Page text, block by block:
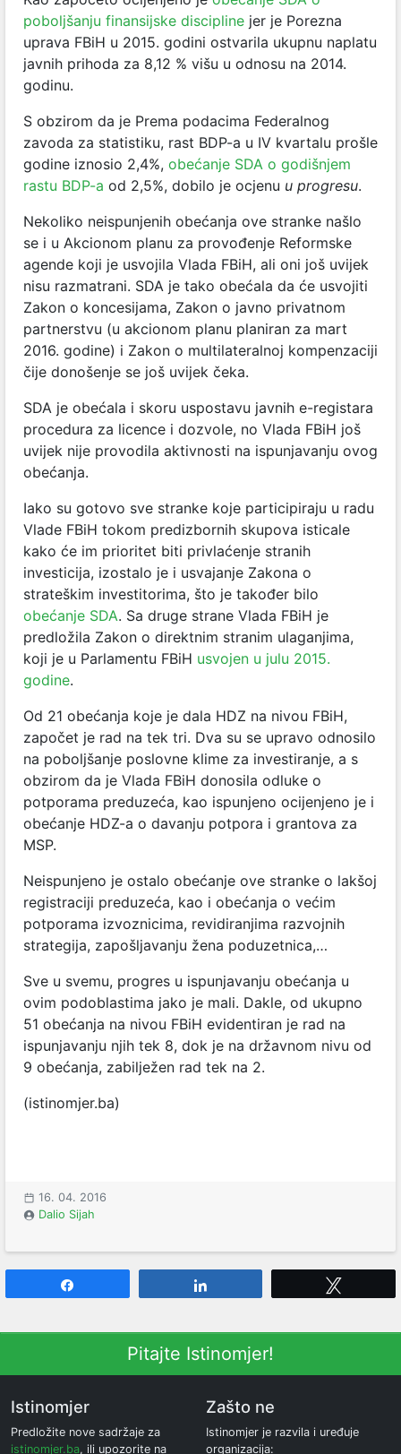
poboljšanju finansijske discipline jer je Porezna
uprava FBiH u 2015. godini ostvarila ukupnu naplatu
javnih prihoda za 8,12 % višu u odnosu na 2014.
godinu.
S obzirom da je Prema podacima Federalnog
zavoda za statistiku, rast BDP-a u IV kvartalu prošle
godine iznosio 2,4%, obećanje SDA o godišnjem
rastu BDP-a od 2,5%, dobilo je ocjenu u progresu.
Nekoliko neispunjenih obećanja ove stranke našlo
se i u Akcionom planu za provođenje Reformske
agende koji je usvojila Vlada FBiH, ali oni još uvijek
nisu razmatrani. SDA je tako obećala da će usvojiti
Zakon o koncesijama, Zakon o javno privatnom
partnerstvu (u akcionom planu planiran za mart
2016. godine) i Zakon o multilateralnoj kompenzaciji
čije donošenje se još uvijek čeka.
SDA je obećala i skoru uspostavu javnih e-registara
procedura za licence i dozvole, no Vlada FBiH još
uvijek nije provodila aktivnosti na ispunjavanju ovog
obećanja.
Iako su gotovo sve stranke koje participiraju u radu
Vlade FBiH tokom predizbornih skupova isticale
kako će im prioritet biti privlaćenje stranih
investicija, izostalo je i usvajanje Zakona o
strateškim investitorima, što je također bilo
obećanje SDA. Sa druge strane Vlada FBiH je
predložila Zakon o direktnim stranim ulaganjima,
koji je u Parlamentu FBiH usvojen u julu 2015.
godine.
Od 21 obećanja koje je dala HDZ na nivou FBiH,
započet je rad na tek tri. Dva su se upravo odnosilo
na poboljšanje poslovne klime za investiranje, a s
obzirom da je Vlada FBiH donosila odluke o
potporama preduzeća, kao ispunjeno ocijenjeno je i
obećanje HDZ-a o davanju potpora i grantova za
MSP.
Neispunjeno je ostalo obećanje ove stranke o lakšoj
registraciji preduzeća, kao i obećanja o većim
potporama izvoznicima, revidiranjima razvojnih
strategija, zapošljavanju žena poduzetnica,…
Sve u svemu, progres u ispunjavanju obećanja u
ovim podoblastima jako je mali. Dakle, od ukupno
51 obećanja na nivou FBiH evidentiran je rad na
ispunjavanju njih tek 8, dok je na državnom nivu od
9 obećanja, zabilježen rad tek na 2.
(istinomjer.ba)
16. 04. 2016
Dalio Sijah
Pitajte Istinomjer!
Istinomjer
Predložite nove sadržaje za
istinomjer.ba, ili upozorite na
Zašto ne
Istinomjer je razvila i uređuje
organizacija: